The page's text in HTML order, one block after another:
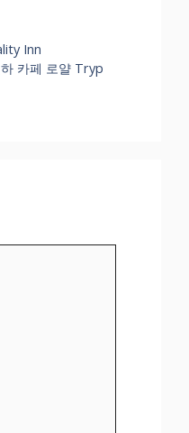
Inn
카페 로얄 Tryp